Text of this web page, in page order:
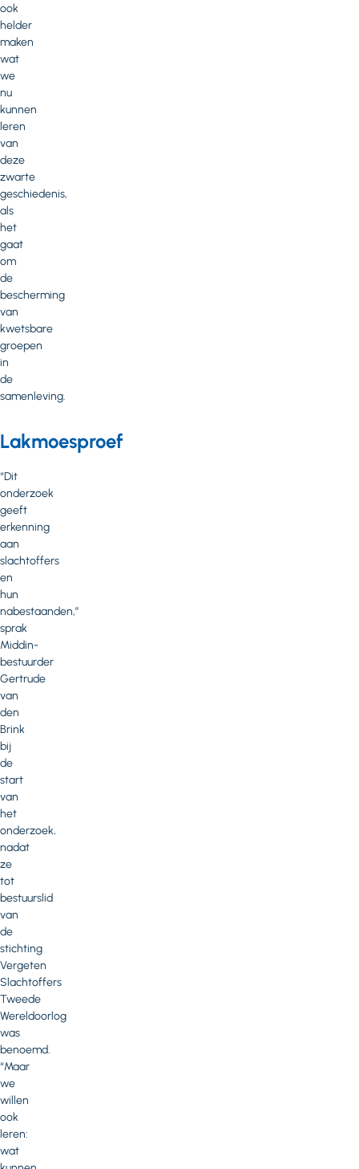
ook
helder
maken
wat
we
nu
kunnen
leren
van
deze
zwarte
geschiedenis,
als
het
gaat
om
de
bescherming
van
kwetsbare
groepen
in
de
samenleving.
Lakmoesproef
“Dit
onderzoek
geeft
erkenning
aan
slachtoffers
en
hun
nabestaanden,”
sprak
Middin-
bestuurder
Gertrude
van
den
Brink
bij
de
start
van
het
onderzoek,
nadat
ze
tot
bestuurslid
van
de
stichting
Vergeten
Slachtoffers
Tweede
Wereldoorlog
was
benoemd.
“Maar
we
willen
ook
leren:
wat